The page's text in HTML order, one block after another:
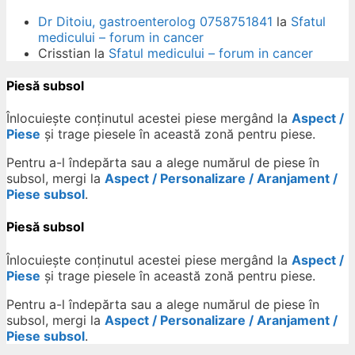
Dr Ditoiu, gastroenterolog 0758751841 la Sfatul
medicului – forum in cancer
Crisstian la Sfatul medicului – forum in cancer
Piesă subsol
Înlocuiește conținutul acestei piese mergând la Aspect /
Piese și trage piesele în această zonă pentru piese.
Pentru a-l îndepărta sau a alege numărul de piese în
subsol, mergi la Aspect / Personalizare / Aranjament /
Piese subsol.
Piesă subsol
Înlocuiește conținutul acestei piese mergând la Aspect /
Piese și trage piesele în această zonă pentru piese.
Pentru a-l îndepărta sau a alege numărul de piese în
subsol, mergi la Aspect / Personalizare / Aranjament /
Piese subsol.